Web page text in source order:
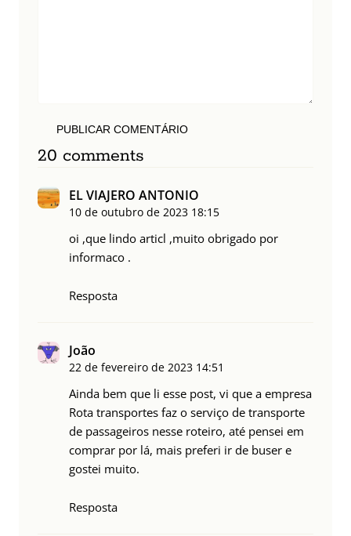
PUBLICAR COMENTÁRIO
20 comments
EL VIAJERO ANTONIO
10 de outubro de 2023 18:15
oi ,que lindo articl ,muito obrigado por
informaco .
Resposta
João
22 de fevereiro de 2023 14:51
Ainda bem que li esse post, vi que a empresa
Rota transportes faz o serviço de transporte
de passageiros nesse roteiro, até pensei em
comprar por lá, mais preferi ir de buser e
gostei muito.
Resposta